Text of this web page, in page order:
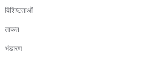
विशिष्टताओं
ताकत
भंडारण